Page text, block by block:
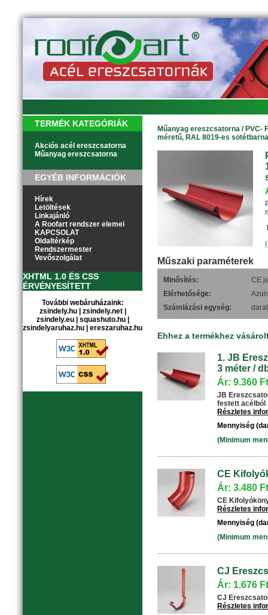
TERMÉK KATEGÓRIÁK
Akciós acél ereszcsatorna
Műanyag ereszcsatorna
EGYÉB INFORMÁCIÓK
Hírek
Letöltések
Linkajánló
A Roofart rendszer elemei
KAPCSOLAT
Oldaltérkép
Rendszermester
Vevőszolgálat
XHTML 1.0 ÉS CSS
ÉRVÉNYESÍTETT
További webáruházaink:
zsindely.hu| zsindely.net|
zsindely.eu| squashuto.hu|
zsindelyaruhaz.hu
ereszaruhaz.hu
Műanyag ereszcsatorna / PVC-
méretű, RAL 8019-es
Műszaki paraméterek
Minősítés:
CE
Elérhetősége:
Számlázási egység:
Ehhez a termékhez
1. JB
3 méter /
Ár: 9.360
JB
festett acélból
Részletes
Mennyiség
(Minimum
CE
Ár: 3.480
CE
Részletes
Mennyiség
(Minimum
CJ
Ár: 1.676
CJ
Részletes